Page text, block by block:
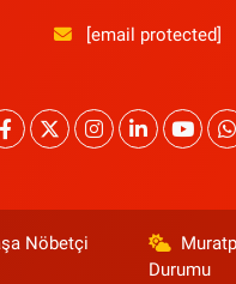
[email protected]
Nöbetçi
Durumu